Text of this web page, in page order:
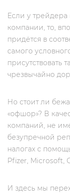
Если у трейдера
компании, то,
придётся в
самого
присутствовать
чрезвычайно
Но стоит ли
«офшор»? В
компаний, не
безупречной
налогах с
Pfizer, Microsoft,
И здесь мы